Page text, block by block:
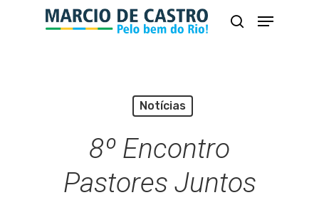
busca
Menu
Notícias
8º Encontro
Pastores Juntos